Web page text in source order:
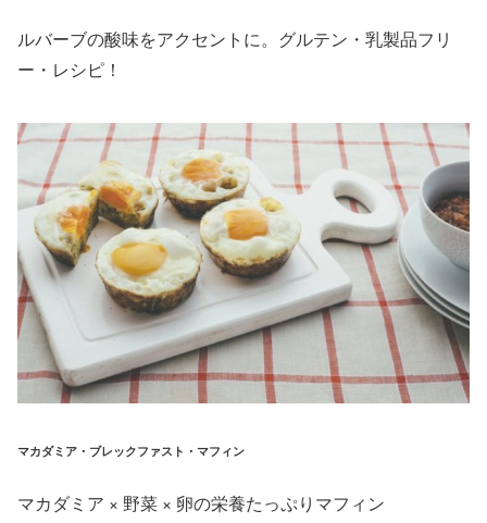
ルバーブの酸味をアクセントに。グルテン・乳製品フリ
ー・レシピ！
マカダミア・ブレックファスト・マフィン
マカダミア × 野菜 × 卵の栄養たっぷりマフィン